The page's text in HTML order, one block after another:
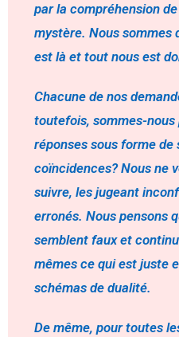
par la compréhension
mystère. Nous sommes
est là et tout nous est
Chacune de nos
toutefois, sommes-
réponses sous forme de
coïncidences? Nous ne
suivre, les jugeant
erronés. Nous pensons
semblent faux et
mêmes ce qui est juste
schémas de dualité.
De même, pour toutes